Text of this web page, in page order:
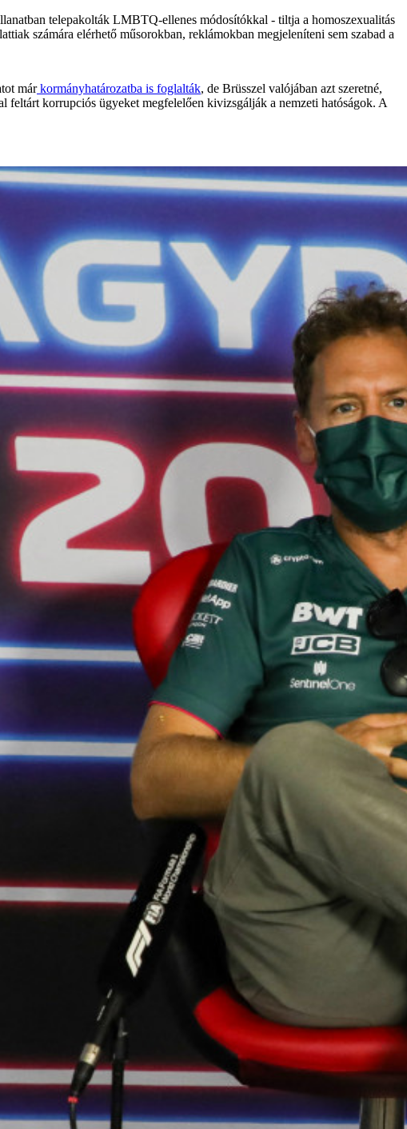
telepakolták LMBTQ-ellenes módosítókkal - tiltja a homoszexualitás
számára elérhető műsorokban, reklámokban megjeleníteni sem szabad a
márkormányhatározatba is foglalták, de Brüsszel valójában azt szeretné,
korrupciós ügyeket megfelelően kivizsgálják a nemzeti hatóságok. A